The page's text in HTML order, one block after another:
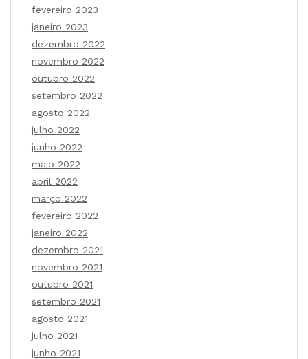
fevereiro 2023
janeiro 2023
dezembro 2022
novembro 2022
outubro 2022
setembro 2022
agosto 2022
julho 2022
junho 2022
maio 2022
abril 2022
março 2022
fevereiro 2022
janeiro 2022
dezembro 2021
novembro 2021
outubro 2021
setembro 2021
agosto 2021
julho 2021
junho 2021